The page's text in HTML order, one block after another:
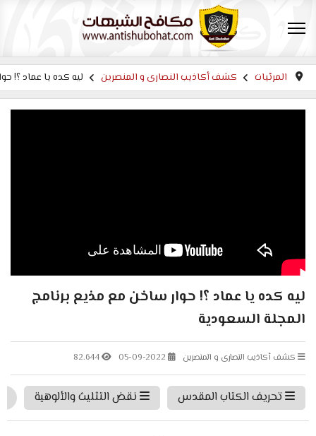
المرئيات كشف أكاذيب النصارى و المنصرين ليه كده يا عماد ؟!
ليه كده يا عماد ؟! حوار ساخن مع مذيع برنامج
المجلة السعودية
كشف أكاذيب النصارى و المنصرين 05-09-2022
82.644
تحريف الكتاب المقدس نقض التثليث والألوهية